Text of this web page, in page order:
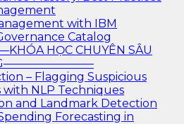
with IBM
Catalog
HỌC CHUYÊN SÂU
– Flagging Suspicious
with NLP Techniques
and Landmark Detection
Forecasting in